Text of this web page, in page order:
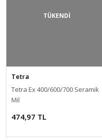
TÜKENDİ
Tetra
Tetra Ex 400/600/700 Seramik
Mil
474,97 TL